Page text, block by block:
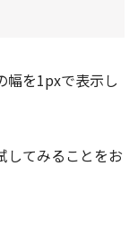
幅を1pxで表示し
してみることをお